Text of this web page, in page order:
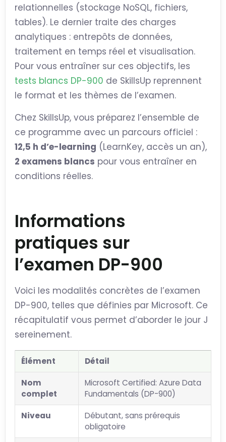
relationnelles (stockage NoSQL, fichiers,
tables). Le dernier traite des charges
analytiques : entrepôts de données,
traitement en temps réel et visualisation.
Pour vous entraîner sur ces objectifs, les
tests blancs DP-900 de SkillsUp reprennent
le format et les thèmes de l’examen.
Chez SkillsUp, vous préparez l’ensemble de
ce programme avec un parcours officiel :
12,5 h d’e-learning (LearnKey, accès un an),
2 examens blancs pour vous entraîner en
conditions réelles.
Informations
pratiques sur
l’examen DP-900
Voici les modalités concrètes de l’examen
DP-900, telles que définies par Microsoft. Ce
récapitulatif vous permet d’aborder le jour J
sereinement.
Élément Détail
Nom
complet
Microsoft Certified: Azure Data
Fundamentals (DP-900)
Niveau
Débutant, sans prérequis
obligatoire